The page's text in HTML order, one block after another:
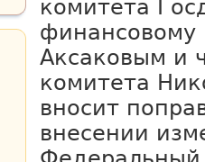
комитета
финансовому
Аксаковым и
комитета
вносит
внесении